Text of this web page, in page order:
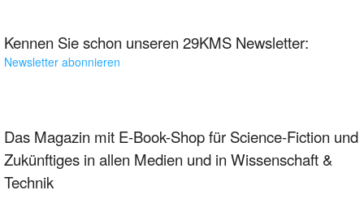
Kennen Sie schon unseren 29KMS Newsletter:
Newsletter abonnieren
Das Magazin mit E-Book-Shop für Science-Fiction und
Zukünftiges in allen Medien und in Wissenschaft &
Technik